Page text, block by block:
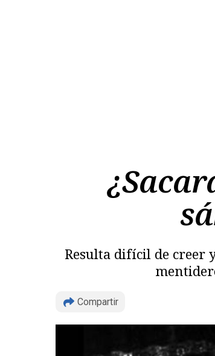
Resulta difícil de creer
Compartir